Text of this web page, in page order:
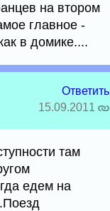
на втором
главное -
в домике....
Ответить
15.09.2011
там
едем на